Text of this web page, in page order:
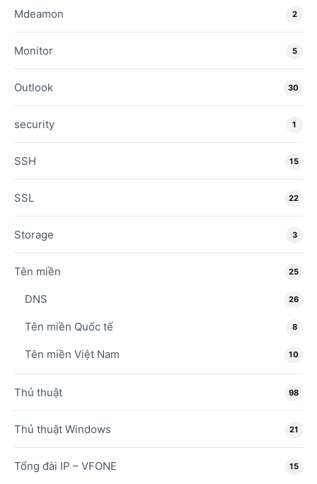
Mdeamon 2
Monitor 5
Outlook 30
security 1
SSH 15
SSL 22
Storage 3
Tên miền 25
DNS 26
Tên miền Quốc tế 8
Tên miền Việt Nam 10
Thủ thuật 98
Thủ thuật Windows 21
Tổng đài IP – VFONE 15